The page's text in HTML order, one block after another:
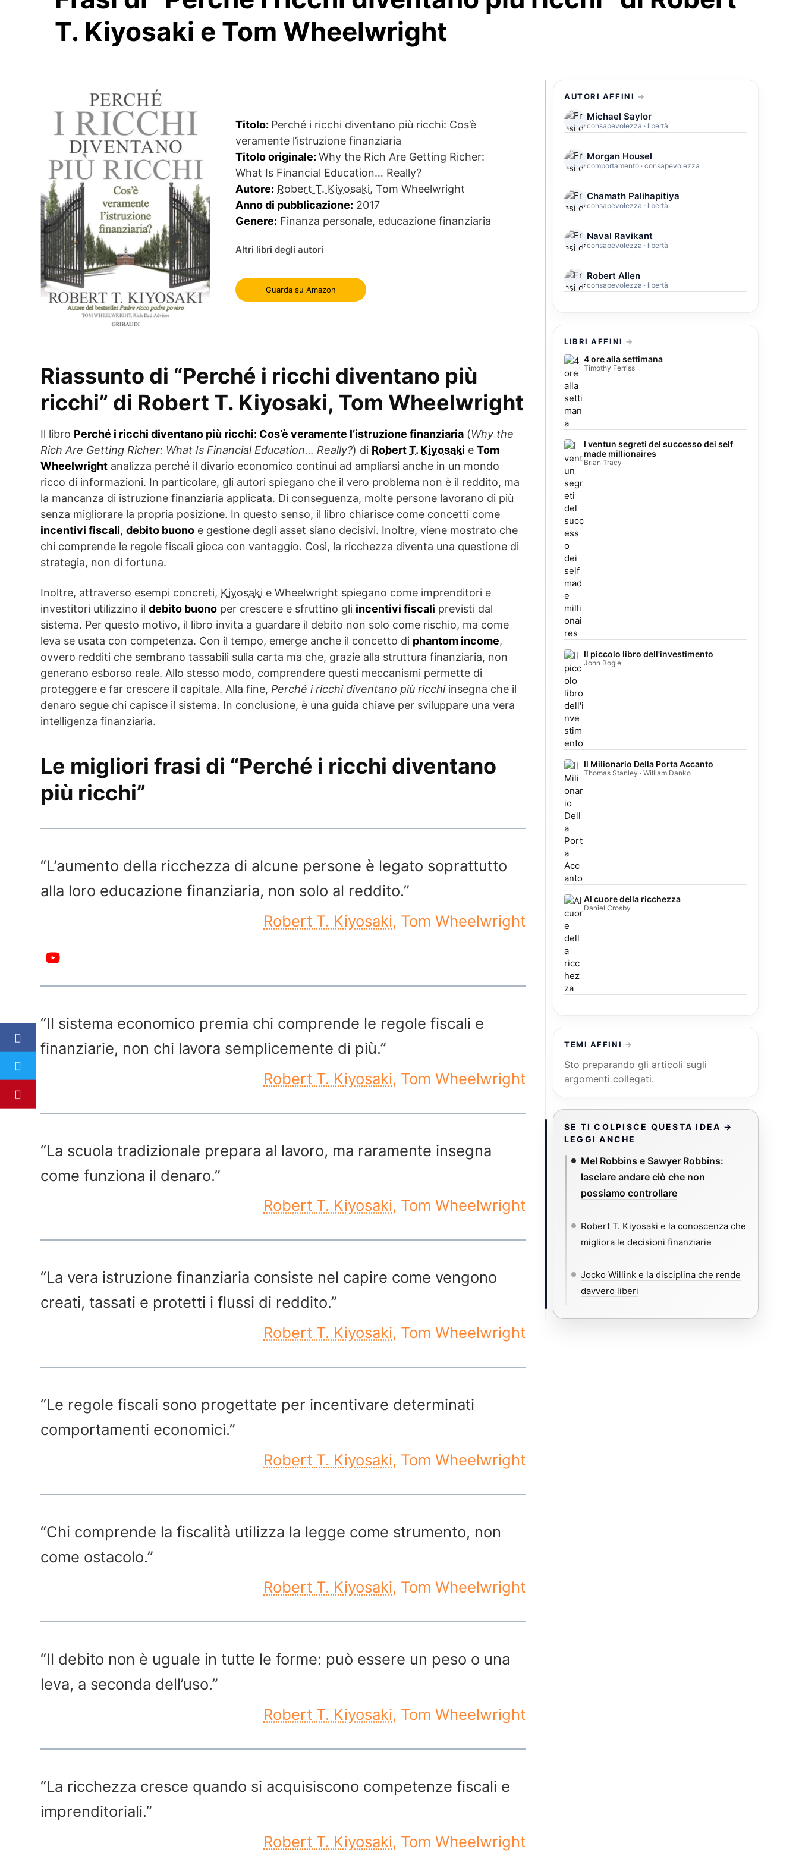
T. Kiyosaki e Tom Wheelwright
Titolo: Perché i ricchi diventano più ricchi: Cos’è
veramente l’istruzione finanziaria
Titolo originale:Why the Rich Are Getting Richer:
What Is Financial Education… Really?
Autore: Robert T. Kiyosaki, Tom Wheelwright
Anno di pubblicazione: 2017
Genere: Finanza personale, educazione finanziaria
Altri libri degli autori
Guarda su Amazon
Riassunto di “Perché i ricchi diventano più
ricchi” di Robert T. Kiyosaki, Tom Wheelwright
Il libro Perché i ricchi diventano più ricchi: Cos’è veramente l’istruzione finanziaria (Why the
Rich Are Getting Richer: What Is Financial Education… Really?) di Robert T. Kiyosaki e Tom
Wheelwright analizza perché il divario economico continui ad ampliarsi anche in un mondo
ricco di informazioni. In particolare, gli autori spiegano che il vero problema non è il reddito, ma
la mancanza di istruzione finanziaria applicata. Di conseguenza, molte persone lavorano di più
senza migliorare la propria posizione. In questo senso, il libro chiarisce come concetti come
incentivi fiscali, debito buono e gestione degli asset siano decisivi. Inoltre, viene mostrato che
chi comprende le regole fiscali gioca con vantaggio. Così, la ricchezza diventa una questione di
strategia, non di fortuna.
Inoltre, attraverso esempi concreti, Kiyosaki e Wheelwright spiegano come imprenditori e
investitori utilizzino il debito buono per crescere e sfruttino gli incentivi fiscali previsti dal
sistema. Per questo motivo, il libro invita a guardare il debito non solo come rischio, ma come
leva se usata con competenza. Con il tempo, emerge anche il concetto di phantom income,
ovvero redditi che sembrano tassabili sulla carta ma che, grazie alla struttura finanziaria, non
generano esborso reale. Allo stesso modo, comprendere questi meccanismi permette di
proteggere e far crescere il capitale. Alla fine, Perché i ricchi diventano più ricchiinsegna che il
denaro segue chi capisce il sistema. In conclusione, è una guida chiave per sviluppare una vera
intelligenza finanziaria.
Le migliori frasi di “Perché i ricchi diventano
più ricchi”
“L’aumento della ricchezza di alcune persone è legato soprattutto
alla loro educazione finanziaria, non solo al reddito.”
Robert T. Kiyosaki, Tom Wheelwright
“Il sistema economico premia chi comprende le regole fiscali e
finanziarie, non chi lavora semplicemente di più.”
Robert T. Kiyosaki, Tom Wheelwright
“La scuola tradizionale prepara al lavoro, ma raramente insegna
come funziona il denaro.”
Robert T. Kiyosaki, Tom Wheelwright
“La vera istruzione finanziaria consiste nel capire come vengono
creati, tassati e protetti i flussi di reddito.”
Robert T. Kiyosaki, Tom Wheelwright
“Le regole fiscali sono progettate per incentivare determinati
comportamenti economici.”
Robert T. Kiyosaki, Tom Wheelwright
“Chi comprende la fiscalità utilizza la legge come strumento, non
come ostacolo.”
Robert T. Kiyosaki, Tom Wheelwright
“Il debito non è uguale in tutte le forme: può essere un peso o una
leva, a seconda dell’uso.”
Robert T. Kiyosaki, Tom Wheelwright
“La ricchezza cresce quando si acquisiscono competenze fiscali e
imprenditoriali.”
Robert T. Kiyosaki, Tom Wheelwright
AUTORI AFFINI
Michael Saylor
consapevolezza · libertà
Morgan Housel
comportamento · consapevolezza
Chamath Palihapitiya
consapevolezza · libertà
Naval Ravikant
consapevolezza · libertà
Robert Allen
consapevolezza · libertà
LIBRI AFFINI
4 ore alla settimana
Timothy Ferriss
I ventun segreti del successo dei self
made millionaires
Brian Tracy
Il piccolo libro dell'investimento
John Bogle
Il Milionario Della Porta Accanto
Thomas Stanley · William Danko
Al cuore della ricchezza
Daniel Crosby
TEMI AFFINI
Sto preparando gli articoli sugli
argomenti collegati.
SE TI COLPISCE QUESTA IDEA →
LEGGI ANCHE
Mel Robbins e Sawyer Robbins:
lasciare andare ciò che non
possiamo controllare
Robert T. Kiyosaki e la conoscenza che
migliora le decisioni finanziarie
Jocko Willink e la disciplina che rende
davvero liberi